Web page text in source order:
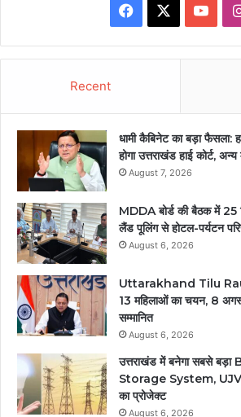
Facebook
Recent
धामी कैबिनेट का बड़ा फैसला:
होगा उत्तराखंड हाई कोर्ट,
August 7, 2026
MDDA बोर्ड की बैठक में 25
लैंड पूलिंग से होटल-पर्यटन
August 6, 2026
Uttarakhand Tilu
13 महिलाओं का चयन, 8
सम्मानित
August 6, 2026
उत्तराखंड में बनेगा सबसे
Storage System,
का प्रोजेक्ट
August 6, 2026